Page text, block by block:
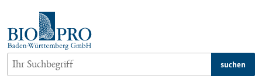
springen
suchen